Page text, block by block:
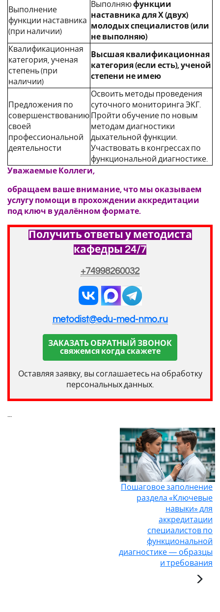
Выполнение
функции наставника
(при наличии)
Выполняюфункции
наставника для Х (двух)
молодых специалистов (или
не выполняю)
Квалификационная
категория, ученая
степень (при
наличии)
Высшая квалификационная
категория (если есть), ученой
степени не имею
Предложения по
совершенствованию
своей
профессиональной
деятельности
Освоить методы проведения
суточного мониторинга ЭКГ.
Пройти обучение по новым
методам диагностики
дыхательной функции.
Участвовать в конгрессах по
функциональной диагностике.
Уважаемые Коллеги,
обращаем ваше внимание, что мы оказываем
услугу помощи в прохождении аккредитации
под ключ в удалённом формате.
Получить ответы у методиста
кафедры 24/7
+74998260032
metodist@edu-med-nmo.ru
ЗАКАЗАТЬ ОБРАТНЫЙ ЗВОНОК
свяжемся когда скажете
Оставляя заявку, вы соглашаетесь на обработку
персональных данных.
Пошаговое заполнение
раздела «Ключевые
навыки» для
аккредитации
специалистов по
функциональной
диагностике — образцы
и требования